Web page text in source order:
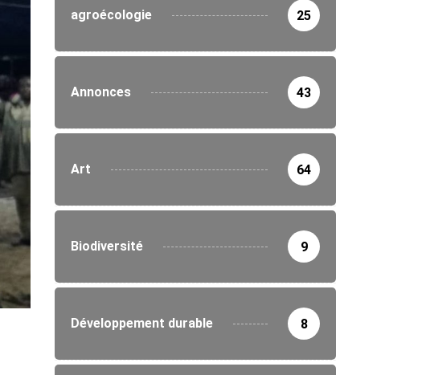
agroécologie 25
Annonces 43
Art 64
Biodiversité 9
Développement durable 8